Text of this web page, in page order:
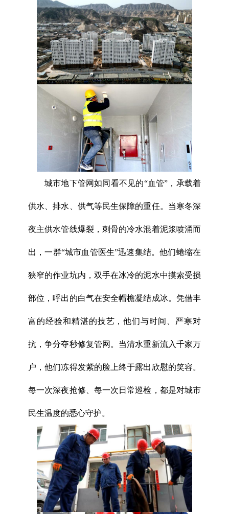
城市地下管网如同看不见的“血管”，承载着
供水、排水、供气等民生保障的重任。当寒冬深
夜主供水管线爆裂，刺骨的冷水混着泥浆喷涌而
出，一群“城市血管医生”迅速集结。他们蜷缩在
狭窄的作业坑内，双手在冰冷的泥水中摸索受损
部位，呼出的白气在安全帽檐凝结成冰。凭借丰
富的经验和精湛的技艺，他们与时间、严寒对
抗，争分夺秒修复管网。当清水重新流入千家万
户，他们冻得发紫的脸上终于露出欣慰的笑容。
每一次深夜抢修、每一次日常巡检，都是对城市
民生温度的悉心守护。